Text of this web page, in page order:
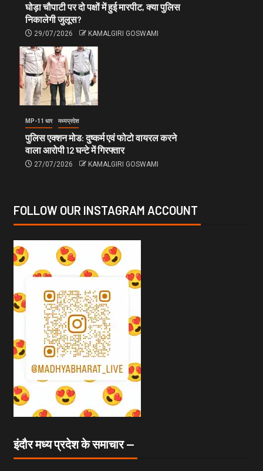
घोड़ा चौपाटी पर दो पक्षों में हुई मारपीट, क्या पुलिस
निकालेगी जुलूस?
29/07/2026 KAMALGIRI GOSWAMI
MP-11 धार मध्यप्रदेश
पुलिस एक्शन मोड: दुष्कर्म एवं फोटो वायरल करने
वाला आरोपी 12 घन्टे में गिरफ्तार
27/07/2026 KAMALGIRI GOSWAMI
FOLLOW OUR INSTAGRAM ACCOUNT
इंदौर मध्य प्रदेश के समाचार —